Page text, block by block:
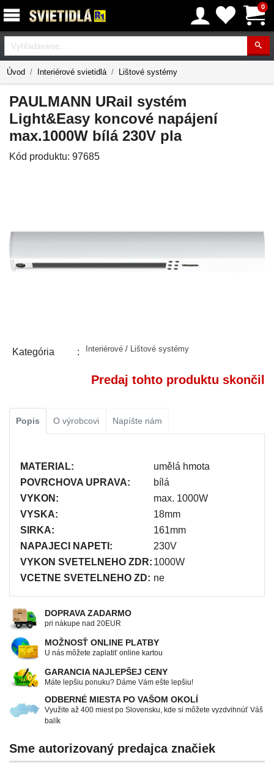
0
Vyhľadávanie
Úvod Interiérové svietidlá Lištové systémy
PAULMANN URail systém
Light&Easy koncové napájení
max.1000W bílá 230V pla
Kód produktu: 97685
Kategória Interiérové / Lištové systémy
Predaj tohto produktu skončil
Popis O výrobcovi Napíšte nám
MATERIAL:
umělá hmota
POVRCHOVA UPRAVA:
bílá
VYKON:
max. 1000W
VYSKA:
18mm
SIRKA:
161mm
NAPAJECI NAPETI:
230V
VYKON SVETELNEHO ZDR: 1000W
VCETNE SVETELNEHO ZD: ne
DOPRAVA ZADARMO
pri nákupe nad 20EUR
MOŽNOSŤ ONLINE PLATBY
U nás môžete zaplatiť online kartou
GARANCIA NAJLEPŠEJ CENY
Máte lepšiu ponuku? Dáme Vám ešte lepšiu!
ODBERNÉ MIESTA PO VAŠOM OKOLÍ
Využite až 400 miest po Slovensku, kde si môžete vyzdvihnúť Váš
balík
Sme autorizovaný predajca značiek